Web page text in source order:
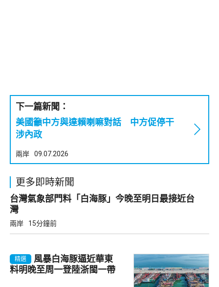
下一篇新聞：
美國籲中方與達賴喇嘛對話 中方促停干
涉內政
兩岸 09.07.2026
更多即時新聞
台灣氣象部門料「白海豚」今晚至明日最接近台
灣
兩岸 15分鐘前
精選
風暴白海豚逼近華東
料明晚至周一登陸浙閩一帶